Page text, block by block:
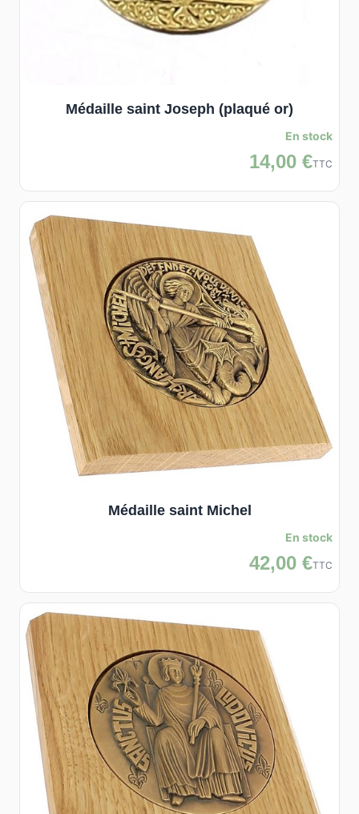
Médaille saint Joseph (plaqué or)
En stock
14,00 €TTC
Médaille saint Michel
En stock
42,00 €TTC